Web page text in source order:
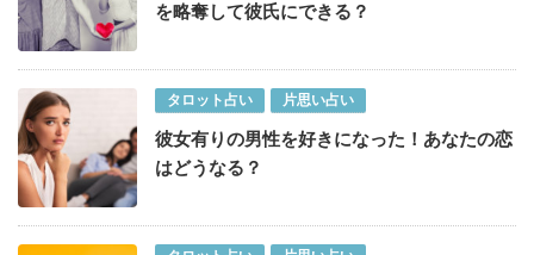
を略奪して彼氏にできる？
タロット占い 片思い占い
彼女有りの男性を好きになった！あなたの恋
はどうなる？